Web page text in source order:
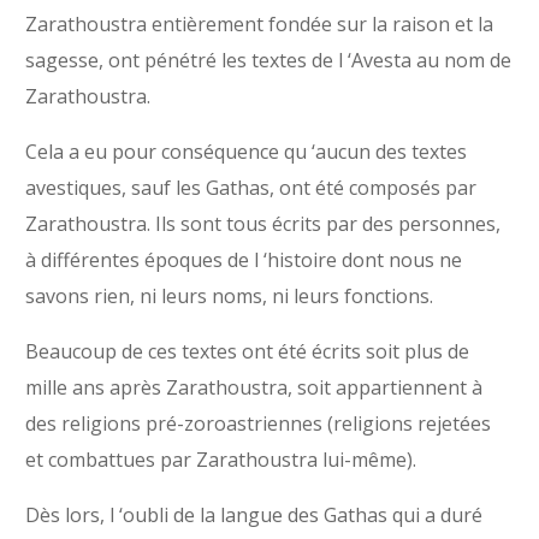
Zarathoustra entièrement fondée sur la raison et la
sagesse, ont pénétré les textes de l ‘Avesta au nom de
Zarathoustra.
Cela a eu pour conséquence qu ‘aucun des textes
avestiques, sauf les Gathas, ont été composés par
Zarathoustra. Ils sont tous écrits par des personnes,
à différentes époques de l ‘histoire dont nous ne
savons rien, ni leurs noms, ni leurs fonctions.
Beaucoup de ces textes ont été écrits soit plus de
mille ans après Zarathoustra, soit appartiennent à
des religions pré-zoroastriennes (religions rejetées
et combattues par Zarathoustra lui-même).
Dès lors, l ‘oubli de la langue des Gathas qui a duré